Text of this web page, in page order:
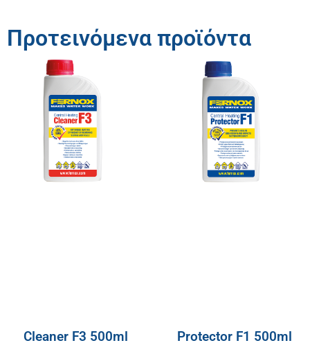
Προτεινόμενα προϊόντα
Cleaner F3 500ml Protector F1 500ml